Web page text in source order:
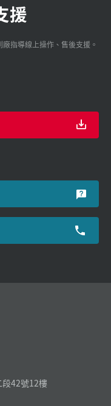
援
指導線上操作、售後支援。
42號12樓